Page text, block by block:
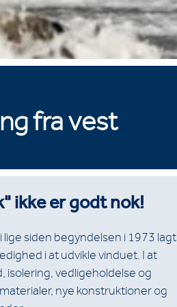
fra vest
ikke er godt nok!
lige siden begyndelsen i 1973 lagt
i at udvikle vinduet. I at
isolering, vedligeholdelse og
nye konstruktioner og